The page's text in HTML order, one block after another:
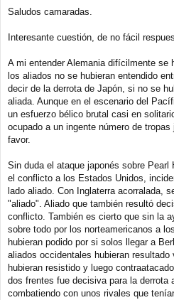
n
a
Saludos camaradas.
Interesante cuestión, de no fácil
A mi entender Alemania difícilmente se
los aliados no se hubieran entendido
decir de la derrota de Japón, si no se
aliada. Aunque en el escenario del
un esfuerzo bélico brutal casi en
ocupado a un ingente número de
favor.
Sin duda el ataque japonés sobre
el conflicto a los Estados Unidos,
lado aliado. Con Inglaterra acorralada,
"aliado". Aliado que también resultó
conflicto. También es cierto que sin la
sobre todo por los norteamericanos a
hubieran podido por si solos llegar a
aliados occidentales hubieran
hubieran resistido y luego
dos frentes fue decisiva para la derrota
combatiendo con unos rivales que